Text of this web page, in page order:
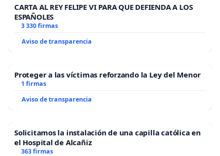
CARTA AL REY FELIPE VI PARA QUE DEFIENDA A LOS
ESPAÑOLES
3 330 firmas
Aviso de transparencia
Proteger a las víctimas reforzando la Ley del Menor
1 firmas
Aviso de transparencia
Solicitamos la instalación de una capilla católica en
el Hospital de Alcañiz
363 firmas